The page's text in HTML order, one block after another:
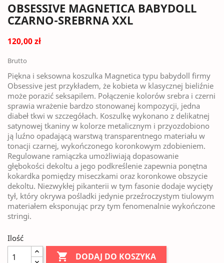
OBSESSIVE MAGNETICA BABYDOLL
CZARNO-SREBRNA XXL
120,00 zł
Brutto
Piękna i seksowna koszulka Magnetica typu babydoll firmy
Obsessive jest przykładem, że kobieta w klasycznej bieliźnie
może porazić seksapilem. Połączenie kolorów srebra i czerni
sprawia wrażenie bardzo stonowanej kompozycji, jedna
diabeł tkwi w szczegółach. Koszulkę wykonano z delikatnej
satynowej tkaniny w kolorze metalicznym i przyozdobiono
ją luźno opadającą warstwą transparentnego materiału w
tonacji czarnej, wykończonego koronkowym zdobieniem.
Regulowane ramiączka umożliwiają dopasowanie
głębokości dekoltu a jego podkreślenie zapewnia ponętna
kokardka pomiędzy miseczkami oraz koronkowe obszycie
dekoltu. Niezwykłej pikanterii w tym fasonie dodaje wycięty
tył, który okrywa pośladki jedynie przeźroczystym tiulowym
materiałem eksponując przy tym fenomenalnie wykończone
stringi.
Ilość
 DODAJ DO KOSZYKA